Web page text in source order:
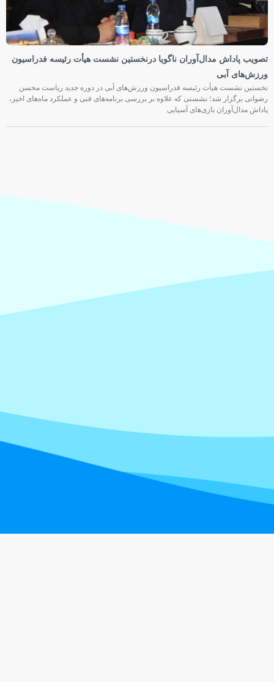
تصویب پاداش مدال‌آوران ناگویا درنخستین نشست هیأت رئیسه فدراسیون
ورزش‌های آبی
نخستین نشست هیأت رئیسه فدراسیون ورزش‌های آبی در دوره جدید ریاست محسن
رضوانی برگزار شد؛ نشستی که علاوه بر بررسی برنامه‌های فنی و عملکرد ماه‌های اخیر،
پاداش مدال‌آوران بازی‌های آسیایی